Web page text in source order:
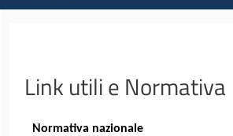
Link utili e Normativa
Normativa nazionale